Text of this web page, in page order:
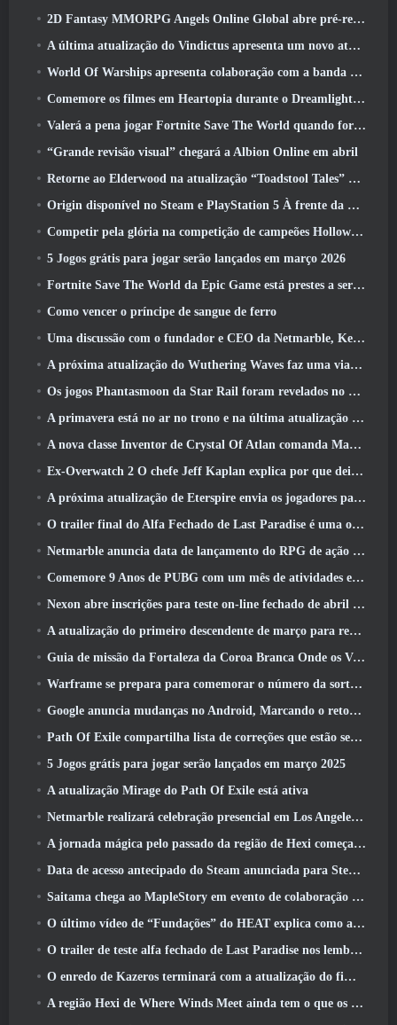
2D Fantasy MMORPG Angels Online Global abre pré-registro
A última atualização do Vindictus apresenta um novo ataque onde os jogadores enfrentarão o Guardião de Caliburn
World Of Warships apresenta colaboração com a banda sueca de heavy metal Sabaton
Comemore os filmes em Heartopia durante o Dreamlight Cinematics Festival
Valerá a pena jogar Fortnite Save The World quando for grátis?
“Grande revisão visual” chegará a Albion Online em abril
Retorne ao Elderwood na atualização “Toadstool Tales” de Palia
Origin disponível no Steam e PlayStation 5 À frente da marcha 23 Lançar
Competir pela glória na competição de campeões Hollow de New Eridu na próxima atualização do Zenless Zone Zero
5 Jogos grátis para jogar serão lançados em março 2026
Fortnite Save The World da Epic Game está prestes a ser gratuito para jogar
Como vencer o príncipe de sangue de ferro
Uma discussão com o fundador e CEO da Netmarble, Ken Kim, sobre a MONGIL: Mergulho nas Estrelas
A próxima atualização do Wuthering Waves faz uma viagem ao “lado negro”
Os jogos Phantasmoon da Star Rail foram revelados no 4.1 Programa Especial
A primavera está no ar no trono e na última atualização do Liberty
A nova classe Inventor de Crystal Of Atlan comanda Magitech Mechs em batalha
Ex-Overwatch 2 O chefe Jeff Kaplan explica por que deixou a Blizzard
A próxima atualização de Eterspire envia os jogadores para as minas anãs
O trailer final do Alfa Fechado de Last Paradise é uma obra de arte pequena, mas aterrorizante
Netmarble anuncia data de lançamento do RPG de ação para domar monstros Mongil: Mergulho nas Estrelas
Comemore 9 Anos de PUBG com um mês de atividades especiais
Nexon abre inscrições para teste on-line fechado de abril do MapleStory Classic World
A atualização do primeiro descendente de março para reequilibrar Sharen e também introduzir novo conteúdo
Guia de missão da Fortaleza da Coroa Branca Onde os Ventos Encontram
Warframe se prepara para comemorar o número da sorte 13 Com eventos de aniversário
Google anuncia mudanças no Android, Marcando o retorno do Fortnite à Play Store
Path Of Exile compartilha lista de correções que estão sendo trabalhadas após o lançamento do Mirage
5 Jogos grátis para jogar serão lançados em março 2025
A atualização Mirage do Path Of Exile está ativa
Netmarble realizará celebração presencial em Los Angeles. Antes dos Sete Pecados Capitais: Lançamento de origem
A jornada mágica pelo passado da região de Hexi começa onde os ventos se encontram hoje
Data de acesso antecipado do Steam anunciada para Steampunk ARPG Crystalfall
Saitama chega ao MapleStory em evento de colaboração One-Punch Man
O último vídeo de “Fundações” do HEAT explica como agentes e tanques trabalham juntos
O trailer de teste alfa fechado de Last Paradise nos lembra como é realmente sobreviver ao apocalipse zumbi
O enredo de Kazeros terminará com a atualização do fim do abismo de Lost Ark
A região Hexi de Where Winds Meet ainda tem o que os jogadores amam, ao mesmo tempo que é uma experiência única